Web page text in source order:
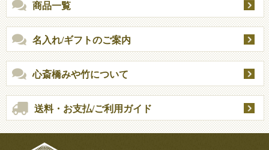
商品一覧
名入れ/ギフトのご案内
心斎橋みや竹について
送料・お支払/ご利用ガイド